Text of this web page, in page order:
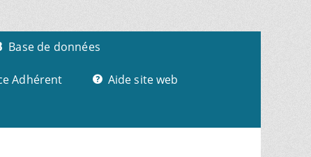
Base de données
Adhérent Aide site web